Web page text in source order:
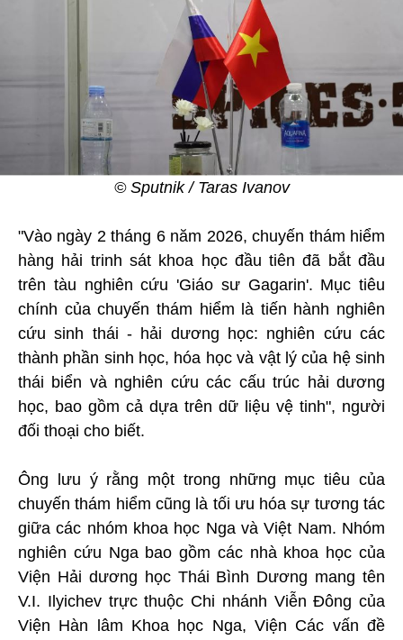
© Sputnik / Taras Ivanov
"Vào ngày 2 tháng 6 năm 2026, chuyến thám hiểm
hàng hải trinh sát khoa học đầu tiên đã bắt đầu
trên tàu nghiên cứu 'Giáo sư Gagarin'. Mục tiêu
chính của chuyến thám hiểm là tiến hành nghiên
cứu sinh thái - hải dương học: nghiên cứu các
thành phần sinh học, hóa học và vật lý của hệ sinh
thái biển và nghiên cứu các cấu trúc hải dương
học, bao gồm cả dựa trên dữ liệu vệ tinh", người
đối thoại cho biết.
Ông lưu ý rằng một trong những mục tiêu của
chuyến thám hiểm cũng là tối ưu hóa sự tương tác
giữa các nhóm khoa học Nga và Việt Nam. Nhóm
nghiên cứu Nga bao gồm các nhà khoa học của
Viện Hải dương học Thái Bình Dương mang tên
V.I. Ilyichev trực thuộc Chi nhánh Viễn Đông của
Viện Hàn lâm Khoa học Nga, Viện Các vấn đề